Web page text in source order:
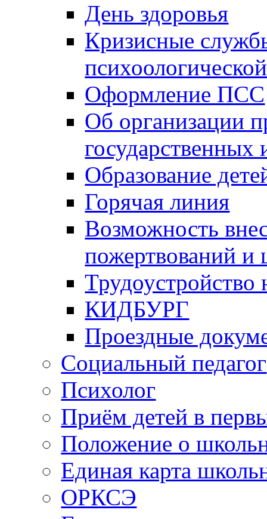
День здоровья
Кризисные
Оформление ПСС
Об организации
Образование
Горячая линия
Возможность
пожертвований и
КИДБУРГ
Проездные
Социальный педагог
Психолог
Приём детей в
Положение о
Единая карта
ОРКСЭ